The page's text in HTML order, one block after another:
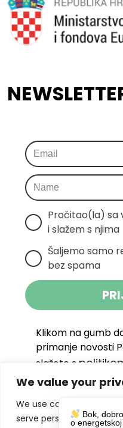
We value your
We use cookies to
serve personalized ads
Pročitao(la) sa
i slažem s njima
Šaljemo samo
bez spama
Klikom na gumb
primanje novosti
slažete s
Bok,
o